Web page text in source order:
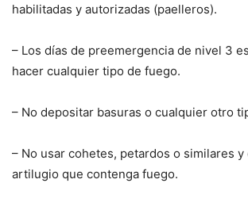
habilitadas y autorizadas (paelleros).
– Los días de preemergencia de nivel 3
hacer cualquier tipo de fuego.
– No depositar basuras o cualquier otro
– No usar cohetes, petardos o similares
artilugio que contenga fuego.